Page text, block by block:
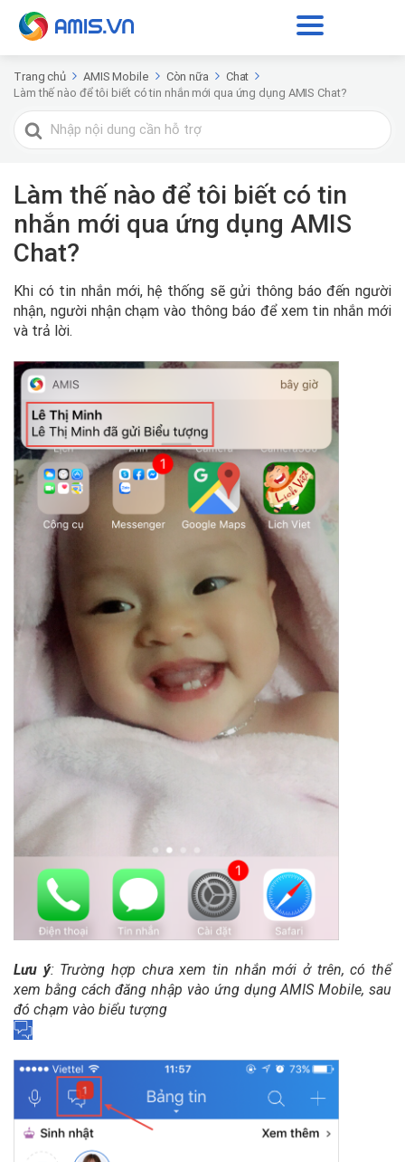
Trang chủ AMIS Mobile Còn nữa
Chat
Làm thế nào để tôi biết có tin nhắn mới qua ứng dụng AMIS Chat?
Tìm
kiếm
Làm thế nào để tôi biết có tin
nhắn mới qua ứng dụng AMIS
Chat?
Khi có tin nhắn mới, hệ thống sẽ gửi thông báo đến người
nhận, người nhận chạm vào thông báo để xem tin nhắn mới
và trả lời.
Lưu ý: Trường hợp chưa xem tin nhắn mới ở trên, có thể
xem bằng cách đăng nhập vào ứng dụng AMIS Mobile, sau
đó chạm vào biểu tượng